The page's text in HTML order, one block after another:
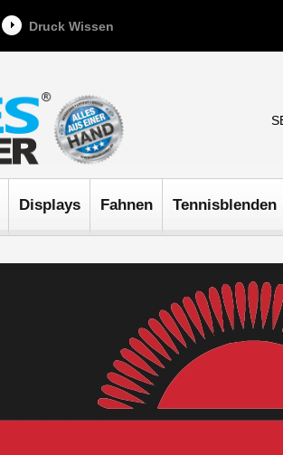
Druck Wissen
Displays Fahnen Tennisblenden